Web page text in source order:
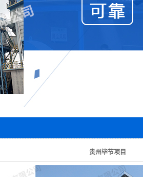
智能料位计
智能主令控制器
1
贵州毕节项目